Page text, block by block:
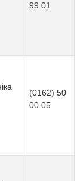
99 01
(0162) 50
00 05